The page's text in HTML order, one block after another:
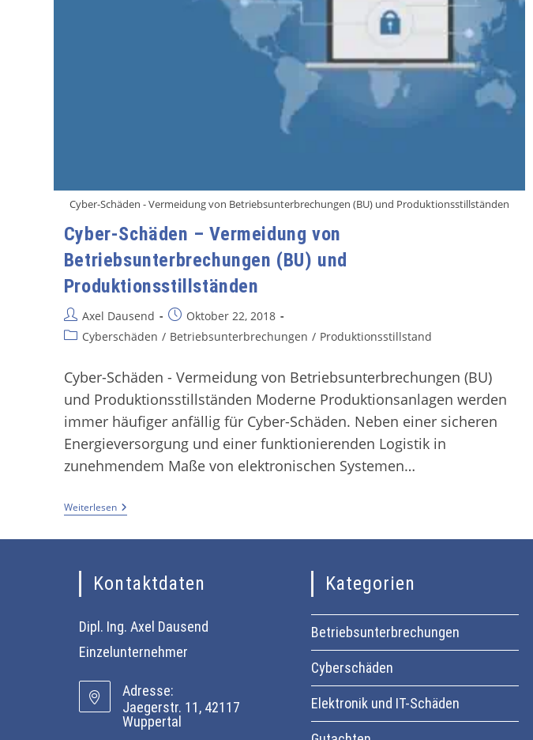
Cyber-Schäden - Vermeidung von Betriebsunterbrechungen (BU) und Produktionsstillständen
Cyber-Schäden – Vermeidung von
Betriebsunterbrechungen (BU) und
Produktionsstillständen
Axel Dausend
Oktober 22, 2018
Cyberschäden / Betriebsunterbrechungen / Produktionsstillstand
Cyber-Schäden - Vermeidung von Betriebsunterbrechungen (BU)
und Produktionsstillständen Moderne Produktionsanlagen werden
immer häufiger anfällig für Cyber-Schäden. Neben einer sicheren
Energieversorgung und einer funktionierenden Logistik in
zunehmendem Maße von elektronischen Systemen…
Weiterlesen
Kontaktdaten
Dipl. Ing. Axel Dausend
Einzelunternehmer
Adresse:
Jaegerstr. 11, 42117
Wuppertal
Kategorien
Betriebsunterbrechungen
Cyberschäden
Elektronik und IT-Schäden